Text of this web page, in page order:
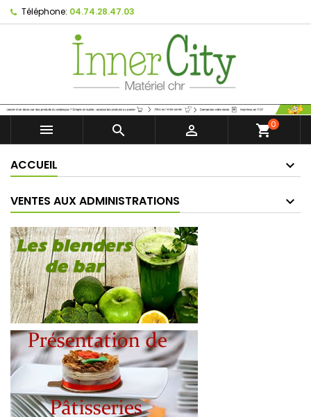
Téléphone: 04.74.28.47.03
   shopping_cart0
ACCUEIL
VENTES AUX ADMINISTRATIONS